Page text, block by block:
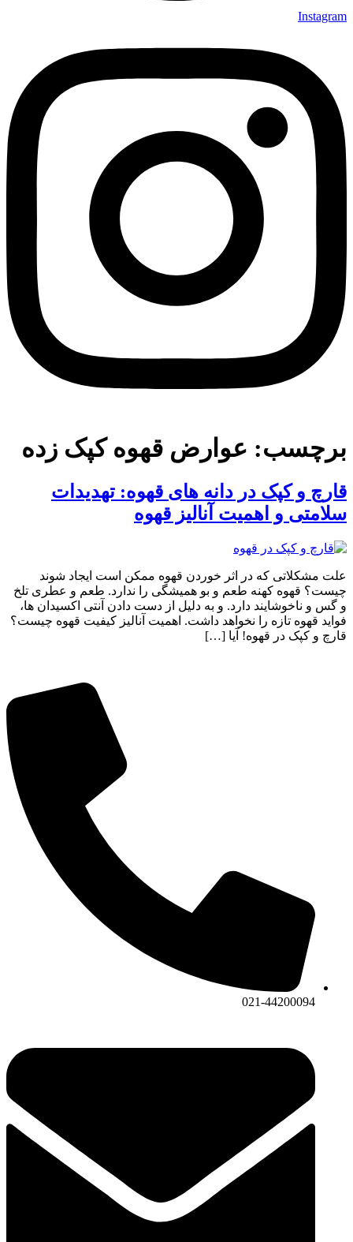
Instagram
برچسب: عوارض قهوه کپک زده
قارچ و کپک در دانه های قهوه: تهدیدات
سلامتی و اهمیت آنالیز قهوه
علت مشکلاتی که در اثر خوردن قهوه ممکن است ایجاد شوند
چیست؟ قهوه کهنه طعم و بو همیشگی را ندارد. طعم و عطری تلخ
و گس و ناخوشایند دارد. و به دلیل از دست دادن آنتی‌ اکسیدان‌ ها،
فواید قهوه تازه را نخواهد داشت. اهمیت آنالیز کیفیت قهوه چیست؟
قارچ و کپک در قهوه! آیا […]
021-44200094